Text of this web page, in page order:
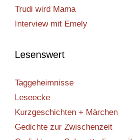
Trudi wird Mama
Interview mit Emely
Lesenswert
Taggeheimnisse
Leseecke
Kurzgeschichten + Märchen
Gedichte zur Zwischenzeit